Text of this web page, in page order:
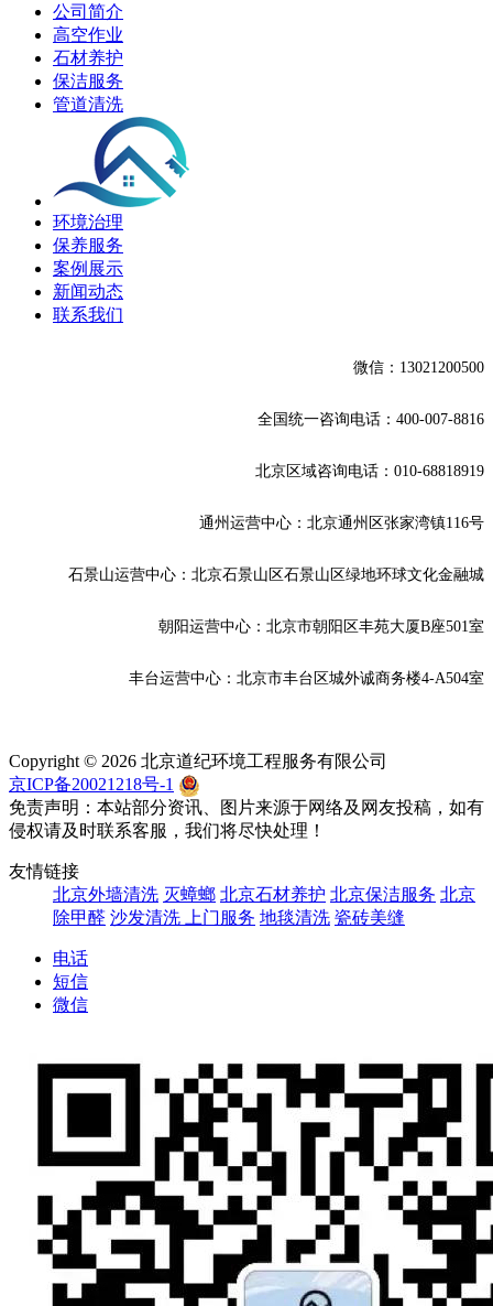
公司简介
高空作业
石材养护
保洁服务
管道清洗
环境治理
保养服务
案例展示
新闻动态
联系我们
微信：13021200500
全国统一咨询电话：400-007-8816
北京区域咨询电话：010-68818919
通州 运营中心：北京通州区张家湾镇116号
石景山运营中心：北京石景山区石景山区绿地环球文化金融城
朝阳运营中心：北京市朝阳区丰苑大厦B座501室
丰台运营中心：北京市丰台区城外诚商务楼4-A504室
Copyright © 2026 北京道纪环境工程服务有限公司
京ICP备20021218号-1
免责声明：本站部分资讯、图片来源于网络及网友投稿，如有
侵权请及时联系客服，我们将尽快处理！
友情链接
北京外墙清洗 灭蟑螂 北京石材养护 北京保洁服务 北京
除甲醛 沙发清洗 上门服务 地毯清洗 瓷砖美缝
电话
短信
微信